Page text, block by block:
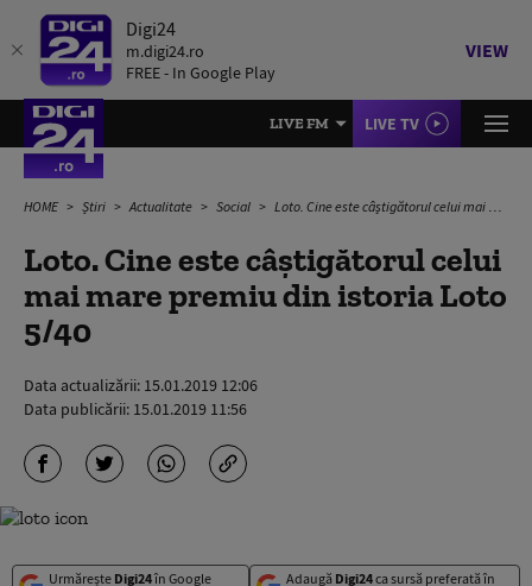
Digi24
m.digi24.ro
FREE - In Google Play
VIEW
LIVE FM LIVE TV
HOME Știri Actualitate Social Loto. Cine este câștigătorul celui mai mare premiu din istoria Loto 5/40
Loto. Cine este câștigătorul celui
mai mare premiu din istoria Loto
5/40
Data actualizării: 15.01.2019 12:06
Data publicării: 15.01.2019 11:56
Urmărește Digi24în Google
Adaugă Digi24ca sursă preferată în